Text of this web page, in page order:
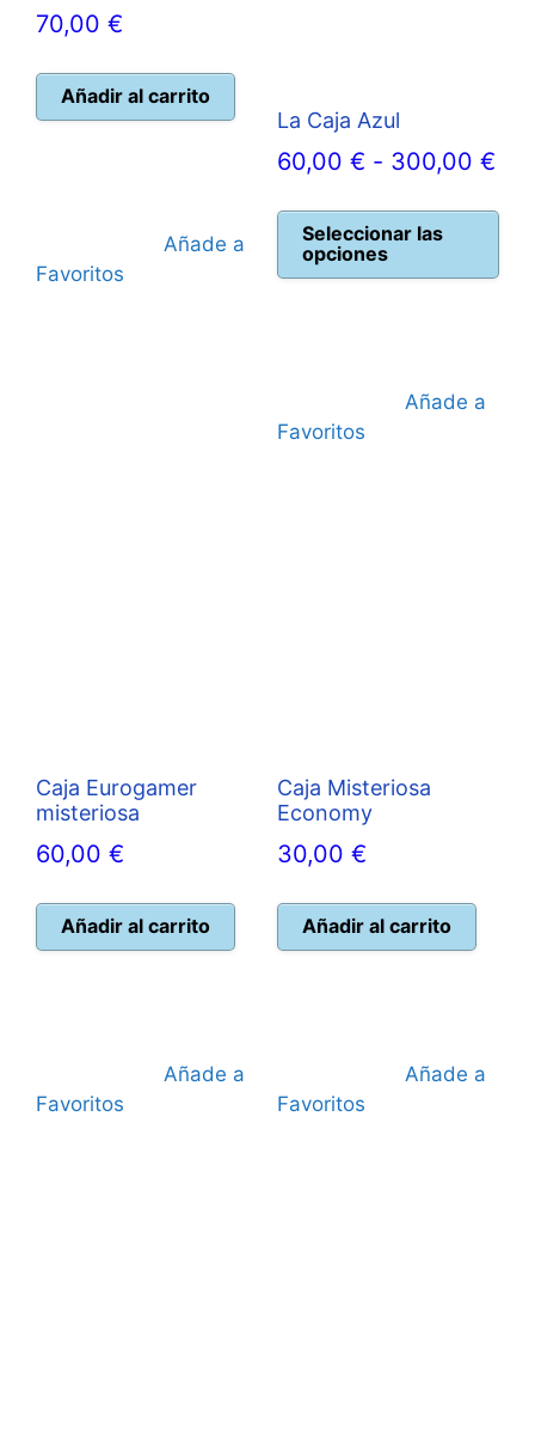
70,00 €
Añadir al carrito
Añade a
Favoritos
La Caja Azul
60,00 € - 300,00 €
Seleccionar las
opciones
Añade a
Favoritos
Caja Eurogamer
misteriosa
60,00 €
Añadir al carrito
Añade a
Favoritos
Caja Misteriosa
Economy
30,00 €
Añadir al carrito
Añade a
Favoritos